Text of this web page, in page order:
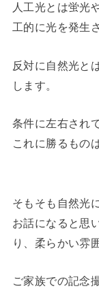
人工光とは蛍光
工的に光を発生
反対に自然光と
します。
条件に左右され
これに勝るもの
そもそも自然光
お話になると思
り、柔らかい雰
ご家族での記念